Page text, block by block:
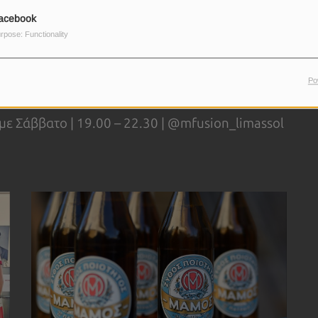
Functionality
βραδιά την αίσθηση μιας ζωντανής
Σάββατο | 19.00 – 22.30 | @mfusion_limassol